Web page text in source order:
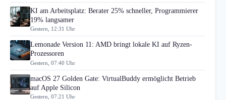
KI am Arbeitsplatz: Berater 25% schneller, Programmierer
19% langsamer
Gestern, 12:31 Uhr
Lemonade Version 11: AMD bringt lokale KI auf Ryzen-
Prozessoren
Gestern, 07:40 Uhr
macOS 27 Golden Gate: VirtualBuddy ermöglicht Betrieb
auf Apple Silicon
Gestern, 07:21 Uhr